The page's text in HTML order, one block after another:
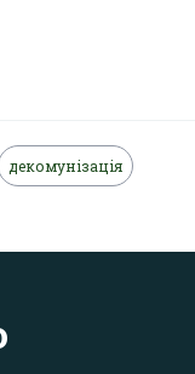
декомунізація